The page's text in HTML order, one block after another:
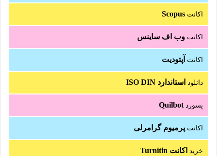
اکانت Scopus
اکانت وب اف ساینس
اکانت آپتودیت
دانلود استاندارد ISO DIN
پسورد Quilbot
اکانت پرمیوم گرامرلی
خرید اکانت Turnitin